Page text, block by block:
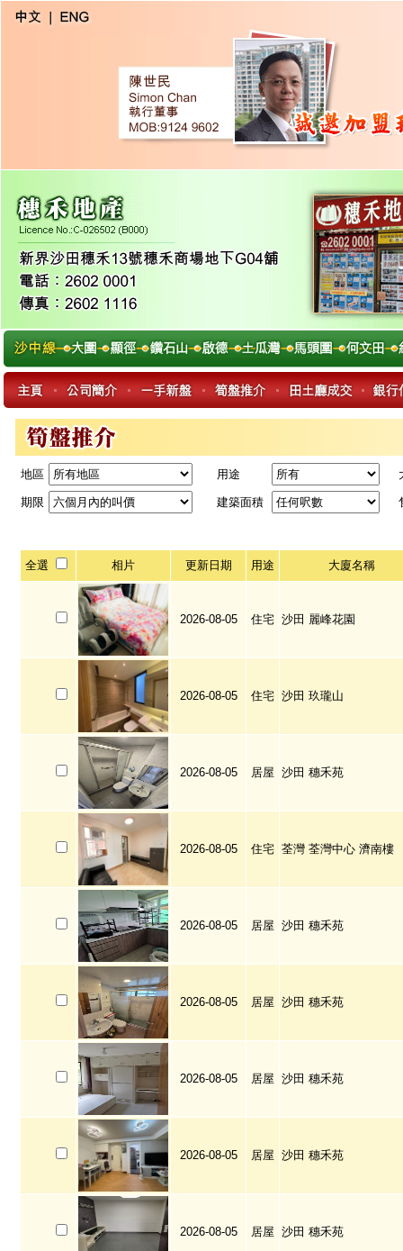
地區 用途
期限 建築面積
全選 相片 更新日期 用途 大廈名稱
2026-08-05 住宅 沙田 麗峰花園
2026-08-05 住宅 沙田 玖瓏山
2026-08-05 居屋 沙田 穗禾苑
2026-08-05 住宅 荃灣 荃灣中心 濟南樓
2026-08-05 居屋 沙田 穗禾苑
2026-08-05 居屋 沙田 穗禾苑
2026-08-05 居屋 沙田 穗禾苑
2026-08-05 居屋 沙田 穗禾苑
2026-08-05 居屋 沙田 穗禾苑